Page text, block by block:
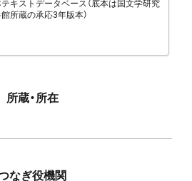
キストデータベース（底本は国文学研究
所蔵の承応3年版本）
所蔵・所在
なぎ役機関